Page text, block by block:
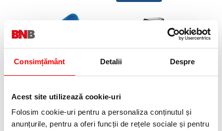
Consimțământ Detalii Despre
Acest site utilizează cookie-uri
Folosim cookie-uri pentru a personaliza conținutul și
anunțurile, pentru a oferi funcții de rețele sociale și pentru
amprenta de 47 X 18 mm Trodat
automata 13 x 6 mm Trodat
Anunta-ma cand revine in stoc